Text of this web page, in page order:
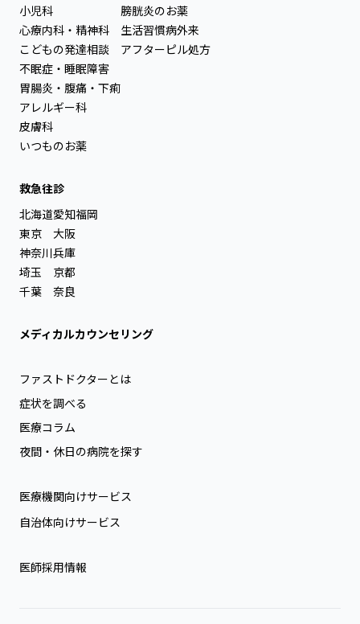
小児科
心療内科・精神科
こどもの発達相談
不眠症・睡眠障害
胃腸炎・腹痛・下痢
アレルギー科
皮膚科
いつものお薬
膀胱炎のお薬
生活習慣病外来
アフターピル処方
救急往診
北海道
東京
神奈川
埼玉
千葉
愛知
大阪
兵庫
京都
奈良
福岡
メディカルカウンセリング
ファストドクターとは
症状を調べる
医療コラム
夜間・休日の病院を探す
医療機関向けサービス
自治体向けサービス
医師採用情報